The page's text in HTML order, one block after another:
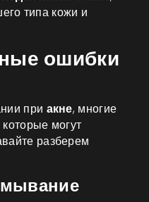
типа кожи и
ошибки
при акне, многие
могут
разберем